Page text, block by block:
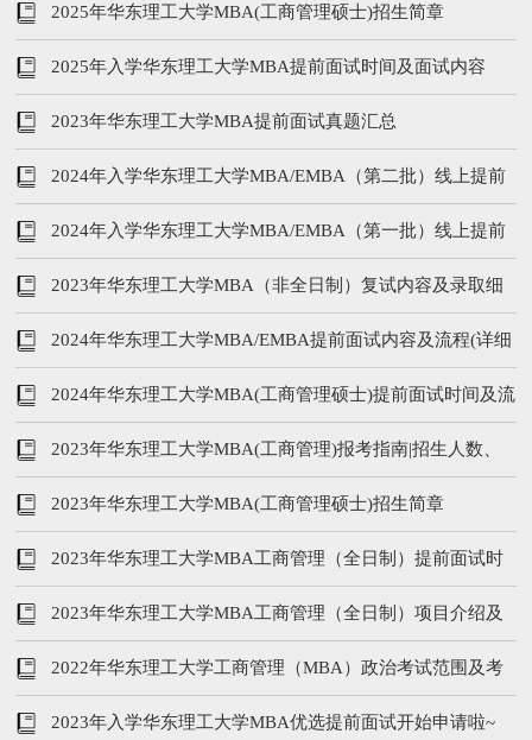
程
2025年华东理工大学MBA(工商管理硕士)招生简章
2025年入学华东理工大学MBA提前面试时间及面试内容
2023年华东理工大学MBA提前面试真题汇总
2024年入学华东理工大学MBA/EMBA（第二批）线上提前
面试报名即将截止！
2024年入学华东理工大学MBA/EMBA（第一批）线上提前
面试报名即将截止！
2023年华东理工大学MBA（非全日制）复试内容及录取细
则
2024年华东理工大学MBA/EMBA提前面试内容及流程(详细
版)
2024年华东理工大学MBA(工商管理硕士)提前面试时间及流
程
2023年华东理工大学MBA(工商管理)报考指南|招生人数、
学费、提前面试等
2023年华东理工大学MBA(工商管理硕士)招生简章
2023年华东理工大学MBA工商管理（全日制）提前面试时
间及流程
2023年华东理工大学MBA工商管理（全日制）项目介绍及
奖学金政策
2022年华东理工大学工商管理（MBA）政治考试范围及考
试形式
2023年入学华东理工大学MBA优选提前面试开始申请啦~